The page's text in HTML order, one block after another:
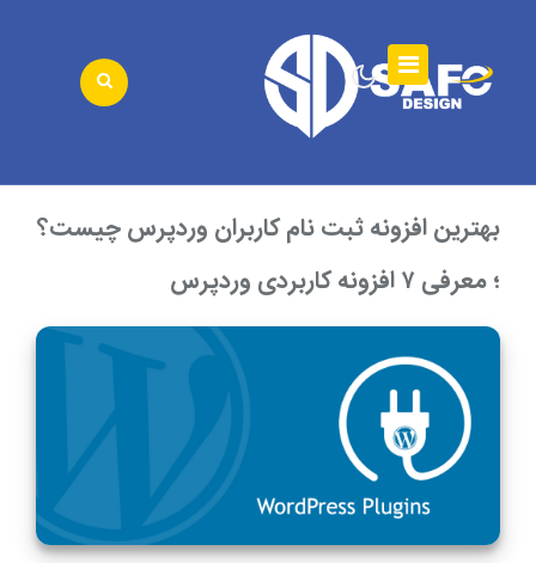
بهترین افزونه ثبت نام کاربران وردپرس چیست؟
؛ معرفی ۷ افزونه کاربردی وردپرس